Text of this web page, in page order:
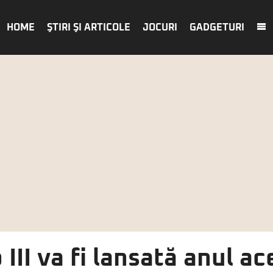
HOME ŞTIRI ŞI ARTICOLE JOCURI GADGETURI
III va fi lansată anul